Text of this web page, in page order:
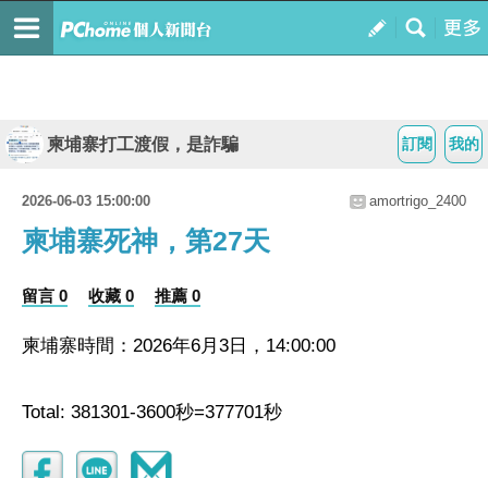
我的
訂閱
柬埔寨打工渡假，是詐騙
2026-06-03 15:00:00 amortrigo_2400
柬埔寨死神，第27天
留言 0 收藏 0 推薦 0
柬埔寨時間：2026年6月3日，14:00:00
Total: 381301-3600秒=377701秒